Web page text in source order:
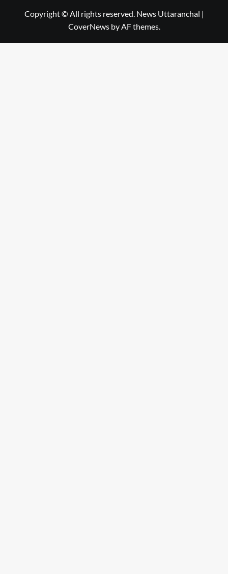
Copyright © All rights reserved. News Uttaranchal |
CoverNewsby AF themes.